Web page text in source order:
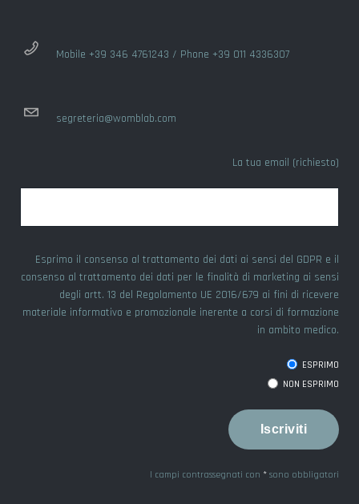
Mobile +39 346 4761243 / Phone +39 011 4336307
segreteria@womblab.com
La tua email (richiesto)
Esprimo il consenso al trattamento dei dati ai sensi del GDPR e il
consenso al trattamento dei dati per le finalità di marketing ai sensi
degli artt. 13 del Regolamento UE 2016/679 ai fini di ricevere
materiale informativo e promozionale inerente a corsi di formazione
in ambito medico.
ESPRIMO
NON ESPRIMO
I campi contrassegnati con * sono obbligatori